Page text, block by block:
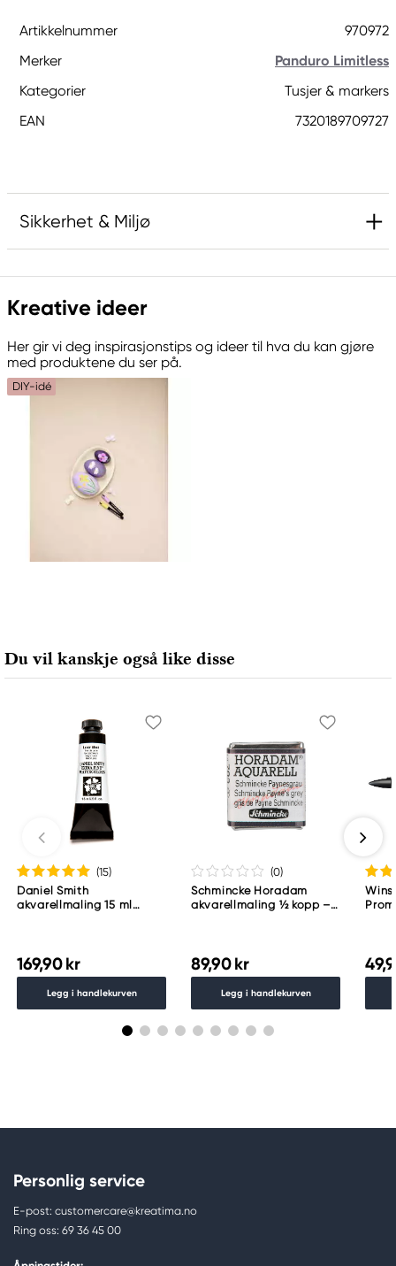
Artikkelnummer
970972
Merker
Panduro Limitless
Kategorier
Tusjer & markers
EAN
7320189709727
Sikkerhet & Miljø
Ansvarlig EU
Panduro Limitless
205 14 Malmö, Sweden
www.panduro.com
+46 (04) 22 30 70
Kreative ideer
Her gir vi deg inspirasjonstips og ideer til hva du kan gjøre
med produktene du ser på.
DIY-idé
Du vil kanskje også like disse
(15)
Daniel Smith
akvarellmaling 15 ml
169,90 kr
Legg i handlekurven
(0)
Schmincke Horadam
akvarellmaling ½ kopp –
89,90 kr
Legg i handlekurven
Personlig service
E-post: customercare@kreatima.no
Ring oss: 69 36 45 00